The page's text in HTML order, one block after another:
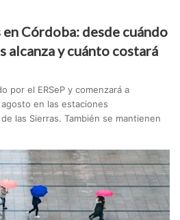
Córdoba: desde cuándo
alcanza y cuánto costará
por el ERSeP y comenzará a
en las estaciones
las Sierras. También se mantienen